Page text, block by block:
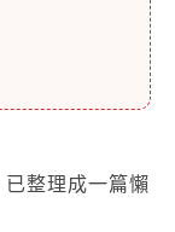
整理成一篇懶